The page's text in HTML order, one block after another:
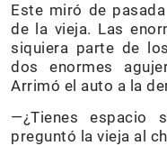
Este miró de
de la vieja. Las
siquiera parte de
dos enormes
Arrimó el auto a la
—¿Tienes espacio
preguntó la vieja al